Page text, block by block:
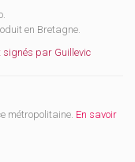
en Bretagne.
signés par Guillevic
métropolitaine. En savoir